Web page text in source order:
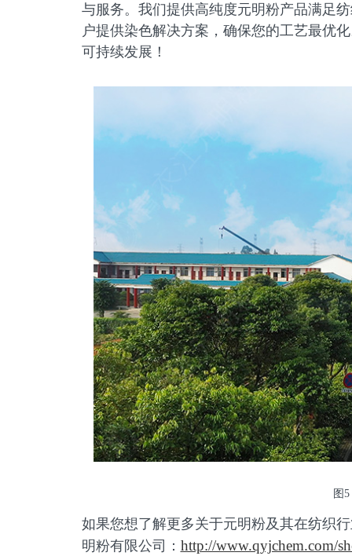
与服务。我们提供高纯度元明粉产品满足
户提供染色解决方案，确保您的工艺最优
可持续发展！
图
如果您想了解更多关于元明粉及其在纺织
明粉有限公司： http://www.qyjchem.com/